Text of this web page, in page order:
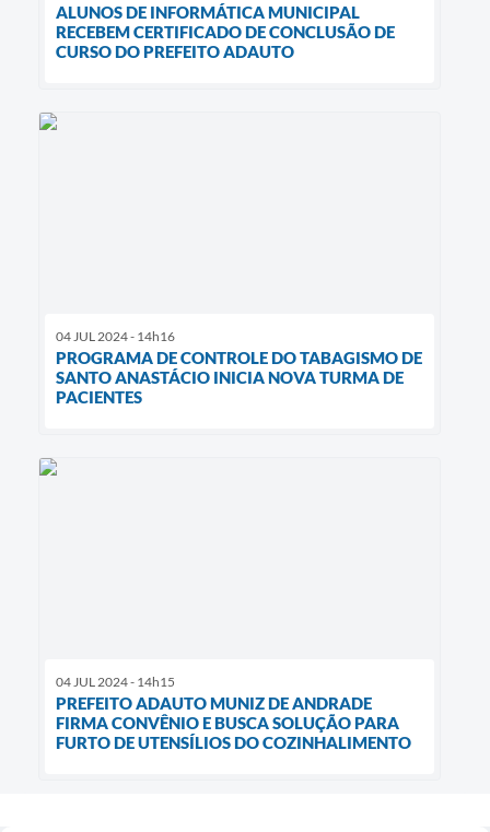
ALUNOS DE INFORMÁTICA MUNICIPAL
RECEBEM CERTIFICADO DE CONCLUSÃO DE
CURSO DO PREFEITO ADAUTO
04 JUL 2024 - 14h16
PROGRAMA DE CONTROLE DO TABAGISMO DE
SANTO ANASTÁCIO INICIA NOVA TURMA DE
PACIENTES
04 JUL 2024 - 14h15
PREFEITO ADAUTO MUNIZ DE ANDRADE
FIRMA CONVÊNIO E BUSCA SOLUÇÃO PARA
FURTO DE UTENSÍLIOS DO COZINHALIMENTO